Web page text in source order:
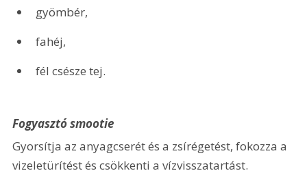
gyömbér,
fahéj,
fél csésze tej.
Fogyasztó smootie
Gyorsítja az anyagcserét és a zsírégetést, fokozza a
vizeletürítést és csökkenti a vízvisszatartást.